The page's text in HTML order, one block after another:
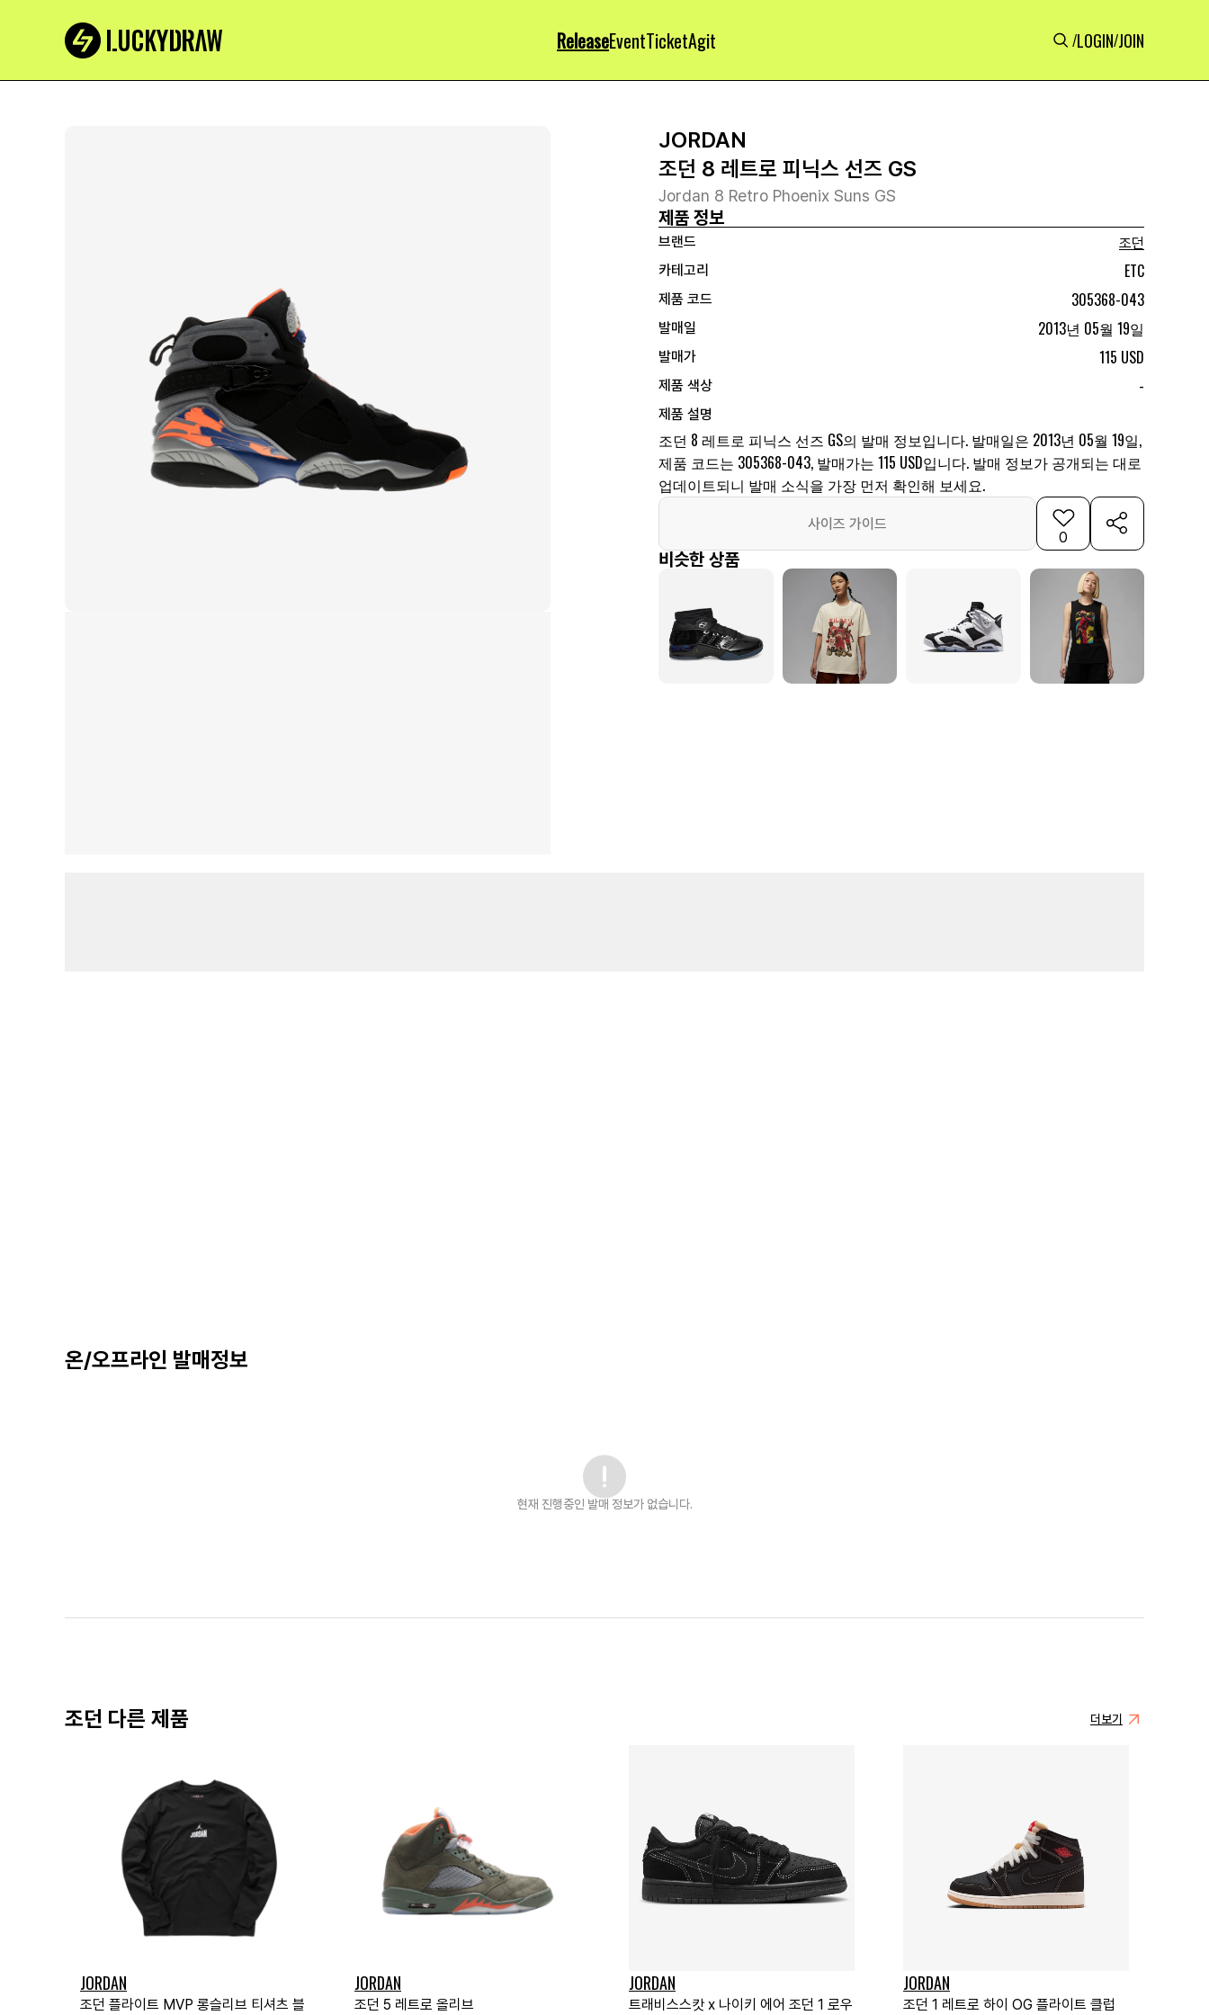
ReleaseEventTicketAgit /LOGIN/JOIN
JORDAN
조던 8 레트로 피닉스 선즈 GS
Jordan 8 Retro Phoenix Suns GS
제품 정보
브랜드
조던
카테고리
ETC
제품 코드 305368-043
발매일 2013년 05월 19일
발매가 115 USD
제품 색상 -
제품 설명
조던 8 레트로 피닉스 선즈 GS의 발매 정보입니다. 발매일은 2013년 05월 19일,
제품 코드는 305368-043, 발매가는 115 USD입니다. 발매 정보가 공개되는 대로
업데이트되니 발매 소식을 가장 먼저 확인해 보세요.
사이즈 가이드
0
비슷한 상품
온/오프라인 발매정보
현재 진행중인 발매 정보가 없습니다.
조던 다른 제품 더보기
JORDAN
조던 플라이트 MVP 롱슬리브 티셔츠 블
JORDAN
조던 5 레트로 올리브
JORDAN
트래비스스캇 x 나이키 에어 조던 1 로우
JORDAN
조던 1 레트로 하이 OG 플라이트 클럽